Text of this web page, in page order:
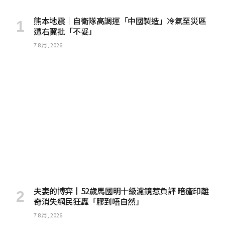
熊本地震｜自衛隊高調運「中國製造」冷氣至災區
遭右翼批「不妥」
7 8 月, 2026
夫妻的博弈丨52歲馬國明十級濾鏡惹負評 暗瘡印離
奇消失網民狂轟「膠到唔自然」
7 8 月, 2026